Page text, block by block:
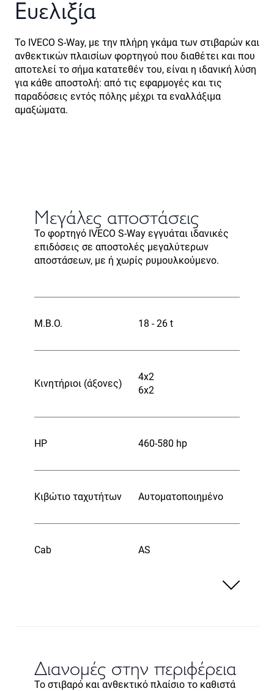
Ευελιξία
Το IVECO S-Way, με την πλήρη γκάμα των στιβαρών και
ανθεκτικών πλαισίων φορτηγού που διαθέτει και που
αποτελεί το σήμα κατατεθέν του, είναι η ιδανική λύση
για κάθε αποστολή: από τις εφαρμογές και τις
παραδόσεις εντός πόλης μέχρι τα εναλλάξιμα
αμαξώματα.
Μεγάλες αποστάσεις
Το φορτηγό IVECO S-Way εγγυάται ιδανικές
επιδόσεις σε αποστολές μεγαλύτερων
αποστάσεων, με ή χωρίς ρυμουλκούμενο.
Μ.Β.Ο. 18 - 26 t
Κινητήριοι (άξονες)
4x2
6x2
HP 460-580 hp
Κιβώτιο ταχυτήτων Αυτοματοποιημένο
Cab AS
Διανομές στην περιφέρεια
Το στιβαρό και ανθεκτικό πλαίσιο το καθιστά